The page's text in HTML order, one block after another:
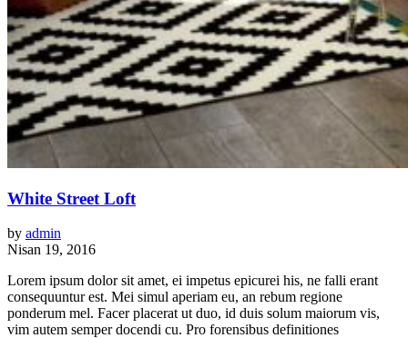
White Street Loft
by admin
Nisan 19, 2016
Lorem ipsum dolor sit amet, ei impetus epicurei his, ne falli erant
consequuntur est. Mei simul aperiam eu, an rebum regione
ponderum mel. Facer placerat ut duo, id duis solum maiorum vis,
vim autem semper docendi cu. Pro forensibus definitiones